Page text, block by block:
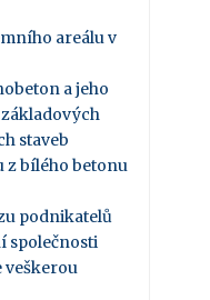
areálu v
a jeho
staveb
z bílého betonu
podnikatelů
společnosti
veškerou